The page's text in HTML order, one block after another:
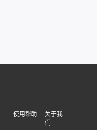
使用帮助
关于我
们